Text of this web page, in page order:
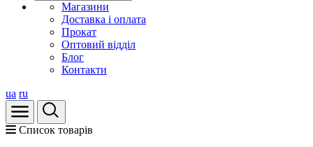
Магазини
Доставка і оплата
Прокат
Оптовий відділ
Блог
Контакти
ua ru
Список товарів